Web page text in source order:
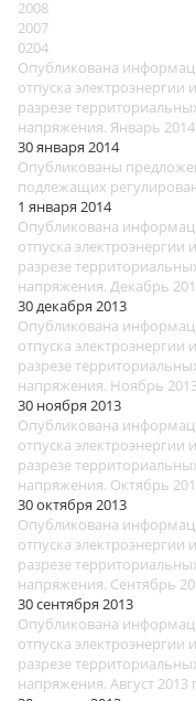
2008
2007
0204
Опубликована
отпуска
разрезе
напряжения. Январь 2014
30 января 2014
Опубликованы
подлежащих
1 января 2014
Опубликована
отпуска
разрезе
напряжения. Декабрь
30 декабря 2013
Опубликована
отпуска
разрезе
напряжения. Ноябрь
30 ноября 2013
Опубликована
отпуска
разрезе
напряжения. Октябрь
30 октября 2013
Опубликована
отпуска
разрезе
напряжения. Сентябрь
30 сентября 2013
Опубликована
отпуска
разрезе
напряжения. Август 2013